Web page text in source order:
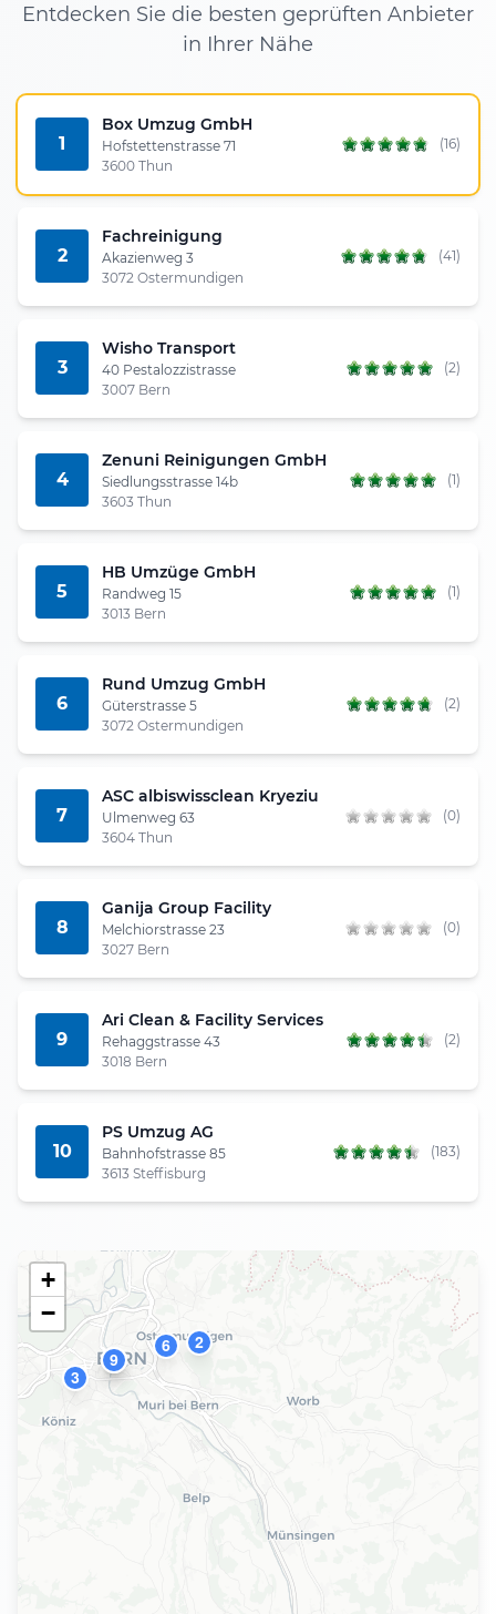
Entdecken Sie die besten geprüften Anbieter
in Ihrer Nähe
1
Box Umzug GmbH
Hofstettenstrasse 71
3600 Thun
(16)
2
Fachreinigung
Akazienweg 3
3072 Ostermundigen
(41)
3
Wisho Transport
40 Pestalozzistrasse
3007 Bern
(2)
4
Zenuni Reinigungen GmbH
Siedlungsstrasse 14b
3603 Thun
(1)
5
HB Umzüge GmbH
Randweg 15
3013 Bern
(1)
6
Rund Umzug GmbH
Güterstrasse 5
3072 Ostermundigen
(2)
7
ASC albiswissclean Kryeziu
Ulmenweg 63
3604 Thun
(0)
8
Ganija Group Facility
Melchiorstrasse 23
3027 Bern
(0)
9
Ari Clean & Facility Services
Rehaggstrasse 43
3018 Bern
(2)
10
PS Umzug AG
Bahnhofstrasse 85
3613 Steffisburg
(183)
2
3
5
6
8
9
+
−